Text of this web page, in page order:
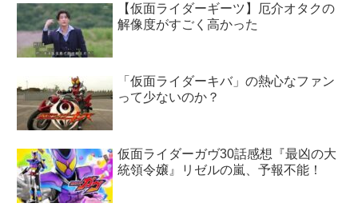
【仮面ライダーギーツ】厄介オタクの
解像度がすごく高かった
「仮面ライダーキバ」の熱心なファン
って少ないのか？
仮面ライダーガヴ30話感想『最凶の大
統領令嬢』リゼルの嵐、予報不能！